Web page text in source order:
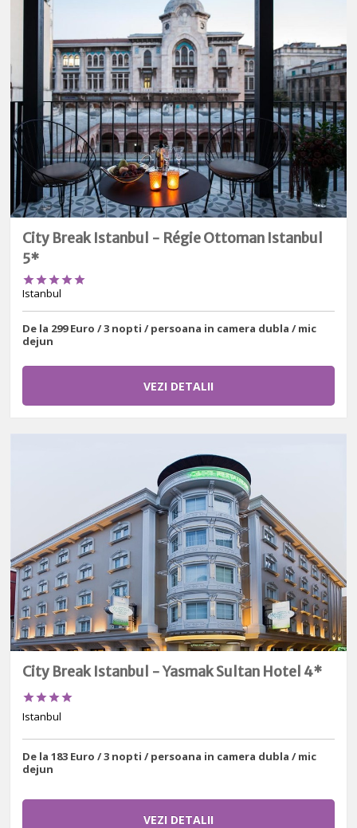
City Break Istanbul - Régie Ottoman Istanbul
5*

Istanbul
De la 299 Euro / 3 nopti / persoana in camera dubla / mic
dejun
VEZI DETALII
City Break Istanbul - Yasmak Sultan Hotel 4*

Istanbul
De la 183 Euro / 3 nopti / persoana in camera dubla / mic
dejun
VEZI DETALII